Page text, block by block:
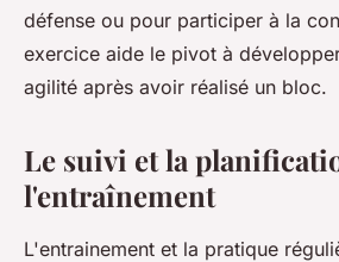
défense ou pour participer à la
exercice aide le pivot à
agilité après avoir réalisé un bloc.
Le suivi et la
l'entraînement
L'entrainement et la pratique